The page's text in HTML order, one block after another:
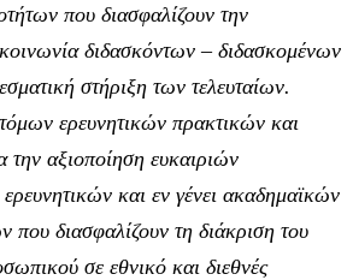
που διασφαλίζουν την
διδασκόντων – διδασκομένων
στήριξη των τελευταίων.
ερευνητικών πρακτικών και
την αξιοποίηση ευκαιριών
και εν γένει ακαδημαϊκών
που διασφαλίζουν τη διάκριση του
σε εθνικό και διεθνές